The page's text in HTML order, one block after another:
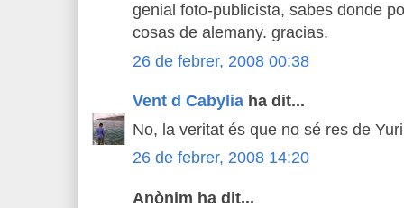
genial foto-publicista, sabes donde
cosas de alemany. gracias.
26 de febrer, 2008 00:38
Vent d Cabylia ha dit...
No, la veritat és que no sé res de
26 de febrer, 2008 14:20
Anònim ha dit...